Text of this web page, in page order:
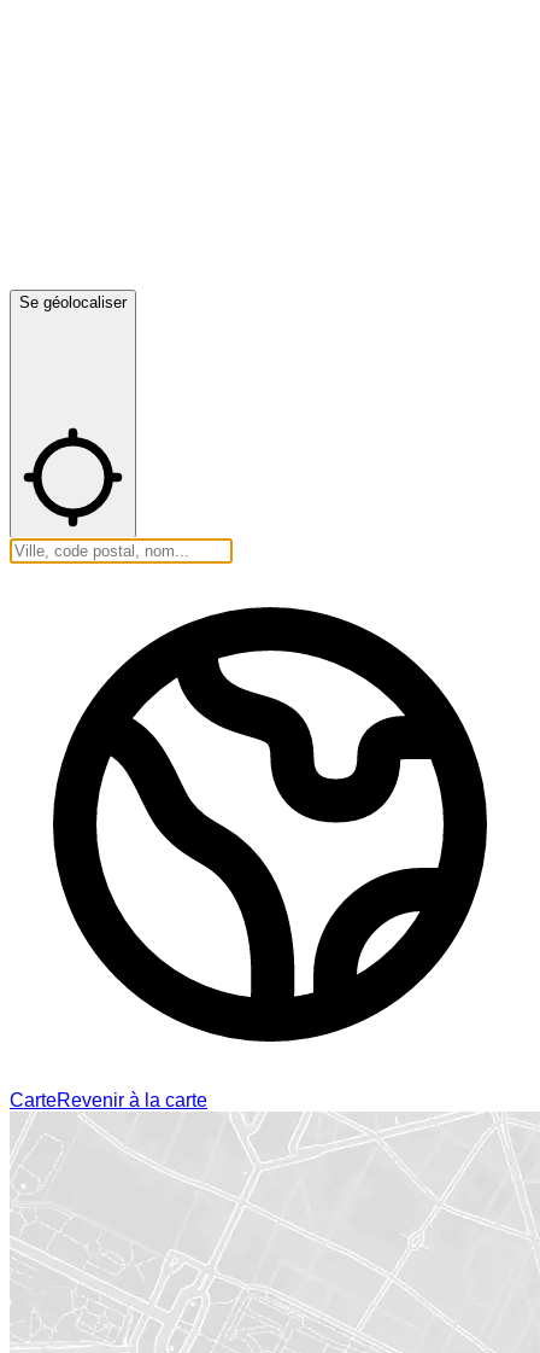
Se géolocaliser
CarteRevenir à la carte